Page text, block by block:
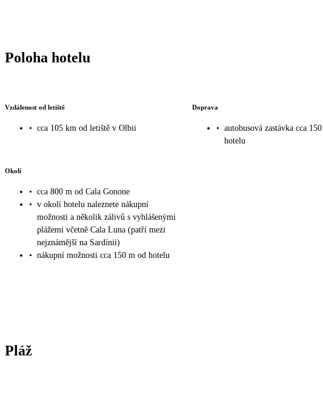
Poloha hotelu
Vzdálenost od letiště
• cca 105 km od letiště v Olbii
Doprava
• autobusová zastávka cca
hotelu
Okolí
• cca 800 m od Cala Gonone
• v okolí hotelu naleznete nákupní
možnosti a několik zálivů s vyhlášenými
plážemi včetně Cala Luna (patří mezi
nejznámější na Sardínii)
• nákupní možnosti cca 150 m od hotelu
Pláž